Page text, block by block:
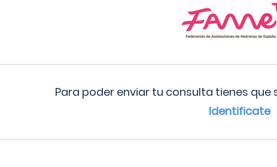
Para poder enviar tu consulta tienes que
Identificate